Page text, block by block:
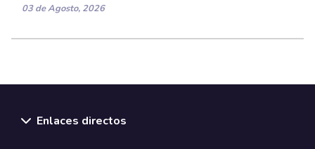
03 de Agosto, 2026
Enlaces directos